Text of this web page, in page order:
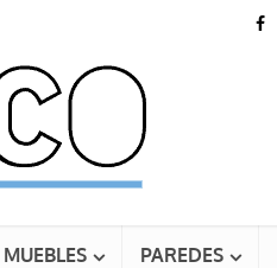
MUEBLES PAREDES